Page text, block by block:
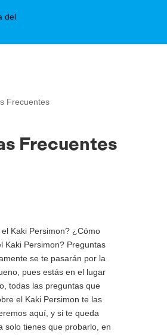
Frecuentes
Frecuentes
Kaki Persimon? ¿Cómo
Kaki Persimon? Preguntas
se te pasarán por la
pues estás en el lugar
todas las preguntas que
el Kaki Persimon te las
aquí, y si te queda
solo tienes que probarlo, en